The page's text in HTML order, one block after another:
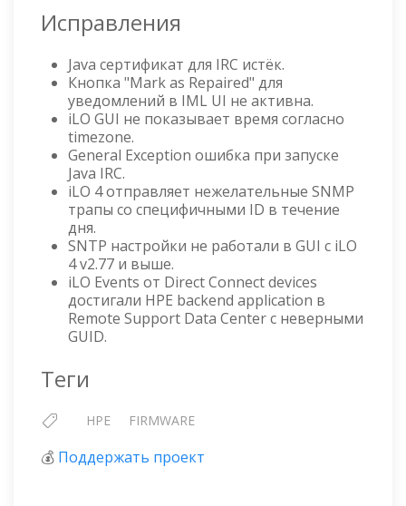
Исправления
Java сертификат для IRC истёк.
Кнопка "Mark as Repaired" для
уведомлений в IML UI не активна.
iLO GUI не показывает время согласно
timezone.
General Exception ошибка при запуске
Java IRC.
iLO 4 отправляет нежелательные SNMP
трапы со специфичными ID в течение
дня.
SNTP настройки не работали в GUI с iLO
4 v2.77 и выше.
iLO Events от Direct Connect devices
достигали HPE backend application в
Remote Support Data Center с неверными
GUID.
Теги
HPE FIRMWARE
💰 Поддержать проект